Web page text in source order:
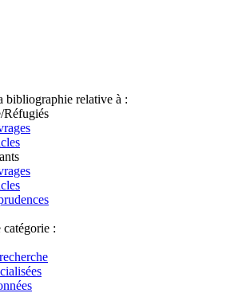
bibliographie relative à :
Réfugiés
: